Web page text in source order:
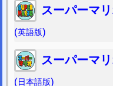
スーパーマ
(英語版)
スーパーマ
(日本語版)